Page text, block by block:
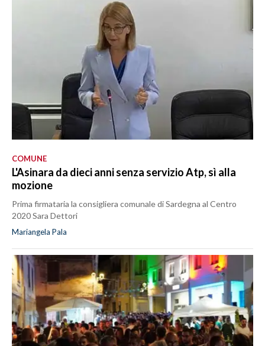
COMUNE
L'Asinara da dieci anni senza servizio Atp, sì alla
mozione
Prima firmataria la consigliera comunale di Sardegna al Centro
2020 Sara Dettori
Mariangela Pala